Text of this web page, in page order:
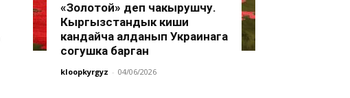
«Золотой» деп чакырушчу.
Кыргызстандык киши
кандайча алданып Украинага
согушка барган
kloopkyrgyz - 04/06/2026